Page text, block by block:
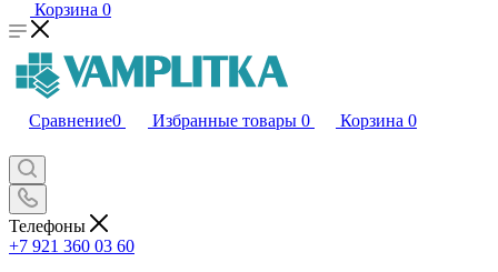
Корзина 0
Сравнение0 Избранные товары 0 Корзина 0
Телефоны
+7 921 360 03 60